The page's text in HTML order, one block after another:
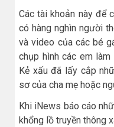
Các tài khoản này để
có hàng nghìn người
và video của các bé
chụp hình các em
Kẻ xấu đã lấy cắp
sơ của cha mẹ hoặc
Khi iNews báo cáo
khổng lồ truyền thông